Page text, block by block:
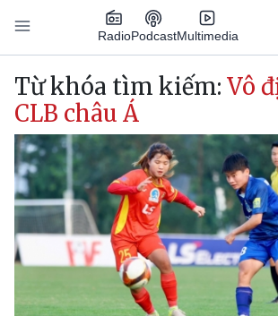
Nhảy đến nội dung
RadioPodcastMultimedia
Main navigation
Từ khóa tìm kiếm: Vô
CLB châu Á